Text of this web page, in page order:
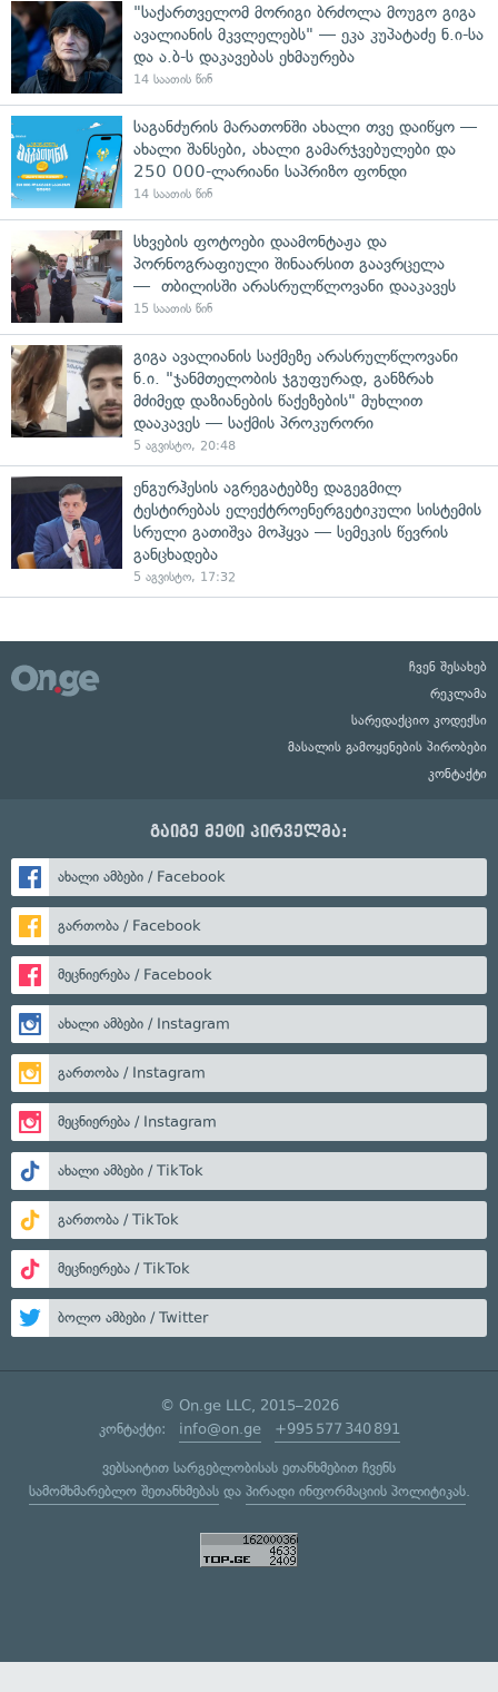
"საქართველომ მორიგი ბრძოლა მოუგო გიგა
ავალიანის მკვლელებს" — ეკა კუპატაძე ნ.ი-სა
და ა.ბ-ს დაკავებას ეხმაურება
14 საათის წინ
საგანძურის მარათონში ახალი თვე დაიწყო —
ახალი შანსები, ახალი გამარჯვებულები და
250 000-ლარიანი საპრიზო ფონდი
14 საათის წინ
სხვების ფოტოები დაამონტაჟა და
პორნოგრაფიული შინაარსით გაავრცელა
— თბილისში არასრულწლოვანი დააკავეს
15 საათის წინ
გიგა ავალიანის საქმეზე არასრულწლოვანი
ნ.ი. "ჯანმთელობის ჯგუფურად, განზრახ
მძიმედ დაზიანების წაქეზების" მუხლით
დააკავეს — საქმის პროკურორი
5 აგვისტო, 20:48
ენგურჰესის აგრეგატებზე დაგეგმილ
ტესტირებას ელექტროენერგეტიკული სისტემის
სრული გათიშვა მოჰყვა — სემეკის წევრის
განცხადება
5 აგვისტო, 17:32
ჩვენ შესახებ
რეკლამა
სარედაქციო კოდექსი
მასალის გამოყენების პირობები
კონტაქტი
გაიგე მეტი პირველმა:
ახალი ამბები / Facebook
გართობა / Facebook
მეცნიერება / Facebook
ახალი ამბები / Instagram
გართობა / Instagram
მეცნიერება / Instagram
ახალი ამბები / TikTok
გართობა / TikTok
მეცნიერება / TikTok
ბოლო ამბები / Twitter
© On.ge LLC, 2015–2026
კონტაქტი: info@on.ge +995 577 340 891
ვებსაიტით სარგებლობისას ეთანხმებით ჩვენს
სამომხმარებლო შეთანხმებასდა პირადი ინფორმაციის პოლიტიკას.